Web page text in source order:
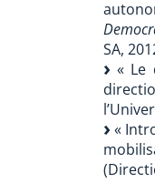
SA,
« Le
«